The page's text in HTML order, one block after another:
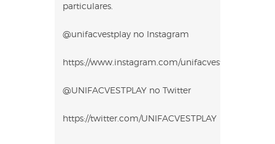
particulares.
@unifacvestplay no Instagram
https://www.instagram.com/unifacvestplay
@UNIFACVESTPLAY no Twitter
https://twitter.com/UNIFACVESTPLAY